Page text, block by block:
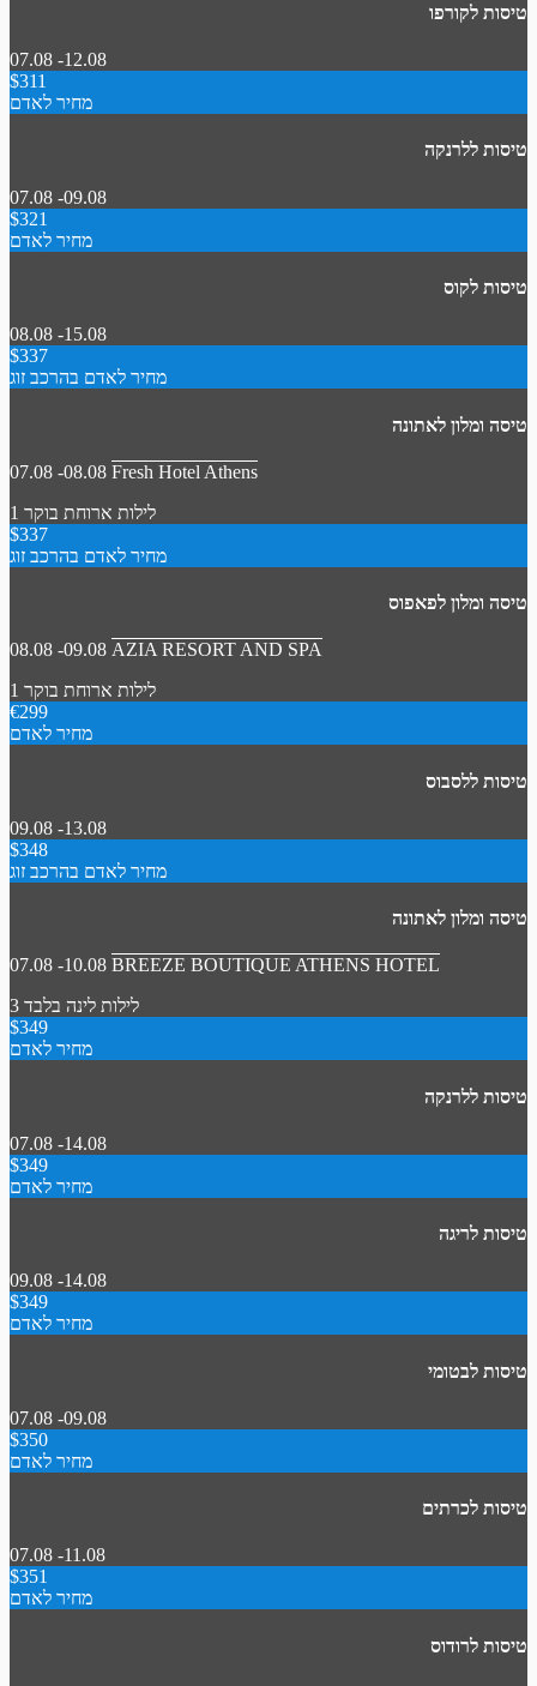
טיסות לקורפו
07.08 -12.08
$311
מחיר לאדם
טיסות ללרנקה
07.08 -09.08
$321
מחיר לאדם
טיסות לקוס
08.08 -15.08
$337
מחיר לאדם בהרכב זוג
טיסה ומלון לאתונה
07.08 -08.08 Fresh Hotel Athens
1 לילות ארוחת בוקר
$337
מחיר לאדם בהרכב זוג
טיסה ומלון לפאפוס
08.08 -09.08 AZIA RESORT AND SPA
1 לילות ארוחת בוקר
€299
מחיר לאדם
טיסות ללסבוס
09.08 -13.08
$348
מחיר לאדם בהרכב זוג
טיסה ומלון לאתונה
07.08 -10.08 BREEZE BOUTIQUE ATHENS HOTEL
3 לילות לינה בלבד
$349
מחיר לאדם
טיסות ללרנקה
07.08 -14.08
$349
מחיר לאדם
טיסות לריגה
09.08 -14.08
$349
מחיר לאדם
טיסות לבטומי
07.08 -09.08
$350
מחיר לאדם
טיסות לכרתים
07.08 -11.08
$351
מחיר לאדם
טיסות לרודוס